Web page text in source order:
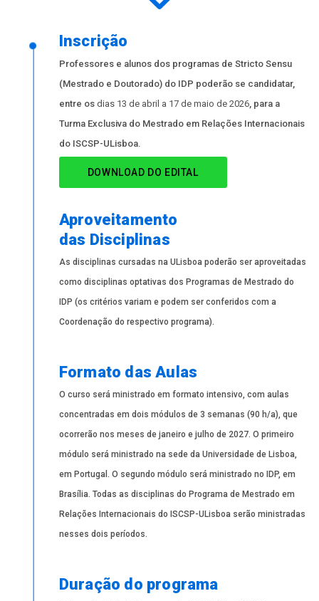
Inscrição
Professores e alunos dos programas de Stricto Sensu
(Mestrado e Doutorado) do IDP poderão se candidatar,
entre os dias 13 de abril a 17 de maio de 2026, para a
Turma Exclusiva do Mestrado em Relações Internacionais
do ISCSP-ULisboa.
DOWNLOAD DO EDITAL
Aproveitamento
das Disciplinas
As disciplinas cursadas na ULisboa poderão ser aproveitadas
como disciplinas optativas dos Programas de Mestrado do
IDP (os critérios variam e podem ser conferidos com a
Coordenação do respectivo programa).
Formato das Aulas
O curso será ministrado em formato intensivo, com aulas
concentradas em dois módulos de 3 semanas (90 h/a), que
ocorrerão nos meses de janeiro e julho de 2027. O primeiro
módulo será ministrado na sede da Universidade de Lisboa,
em Portugal. O segundo módulo será ministrado no IDP, em
Brasília. Todas as disciplinas do Programa de Mestrado em
Relações Internacionais do ISCSP-ULisboa serão ministradas
nesses dois períodos.
Duração do programa